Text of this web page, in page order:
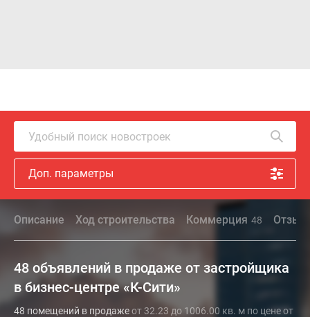
Удобный поиск новостроек
Доп. параметры
Описание Ход строительства Коммерция 48
48 объявлений в продаже от застройщика
в бизнес-центре «К-Сити»
48 помещений в продажеот 32.23 до 1006.00 кв. м по цене от